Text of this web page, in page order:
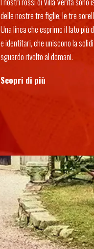
delle nostre tre figlie, le tre
Una linea che esprime il lato più
e identitari, che uniscono la
sguardo rivolto al domani.
Scopri di più